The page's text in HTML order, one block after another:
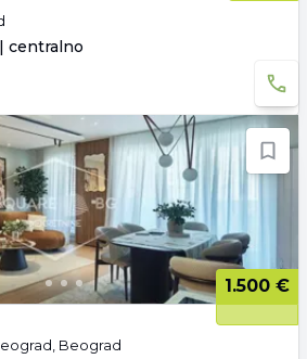
centralno
1.500 €
Beograd